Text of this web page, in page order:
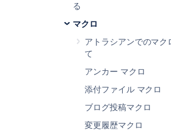
る
マクロ
アトラシアンでのマク
て
アンカー マクロ
添付ファイル マクロ
ブログ投稿マクロ
変更履歴マクロ